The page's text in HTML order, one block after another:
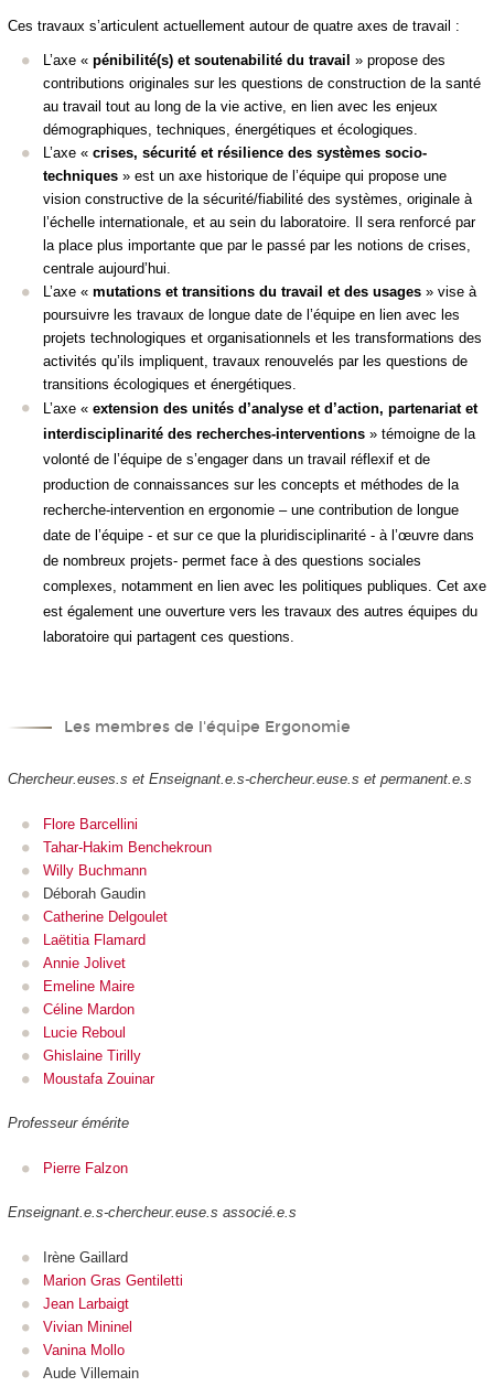
Ces travaux s’articulent actuellementautour de quatre axes de travail :
L’axe « pénibilité(s) et soutenabilité du travail » propose des
contributions originales sur les questions de construction de la santé
au travail tout au long de la vie active, en lien avec les enjeux
démographiques, techniques, énergétiques et écologiques.
L’axe « crises, sécurité et résilience des systèmes socio-
techniques » est un axe historique de l’équipe qui propose une
vision constructive de la sécurité/fiabilité des systèmes, originale à
l’échelle internationale, et au sein du laboratoire. Il sera renforcé par
la place plus importante que par le passé par les notions de crises,
centrale aujourd’hui.
L’axe « mutations et transitions du travail et des usages » vise à
poursuivre les travaux de longue date de l’équipe en lien avec les
projets technologiques et organisationnels et les transformations des
activités qu’ils impliquent, travaux renouvelés par les questions de
transitions écologiques et énergétiques.
L’axe « extension des unités d’analyse et d’action, partenariat et
interdisciplinarité des recherches-interventions » témoigne de la
volonté de l’équipe de s’engager dans un travail réflexif et de
production de connaissances sur les concepts et méthodes de la
recherche-intervention en ergonomie – une contribution de longue
date de l’équipe - et sur ce que la pluridisciplinarité - à l’œuvre dans
de nombreux projets- permet face à des questions sociales
complexes, notamment en lien avec les politiques publiques. Cet axe
est également une ouverture vers les travaux des autres équipes du
laboratoire qui partagent ces questions.
Les membres de l'équipe Ergonomie
Chercheur.euses.s et Enseignant.e.s-chercheur.euse.s et permanent.e.s
Flore Barcellini
Tahar-Hakim Benchekroun
Willy Buchmann
Déborah Gaudin
Catherine Delgoulet
Laëtitia Flamard
Annie Jolivet
Emeline Maire
Céline Mardon
Lucie Reboul
Ghislaine Tirilly
Moustafa Zouinar
Professeur émérite
Pierre Falzon
Enseignant.e.s-chercheur.euse.s associé.e.s
Irène Gaillard
Marion Gras Gentiletti
Jean Larbaigt
Vivian Mininel
Vanina Mollo
Aude Villemain